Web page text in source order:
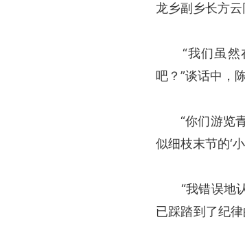
龙乡副乡长方
“我们虽然在
吧？”谈话中，
“你们游览青
似细枝末节的‘
“我错误地认
已踩踏到了纪